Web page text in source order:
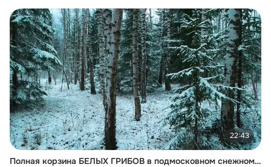
22:43
Полная корзина БЕЛЫХ ГРИБОВ в подмосковном снежном лесу! Фильм из цикла Грибанут